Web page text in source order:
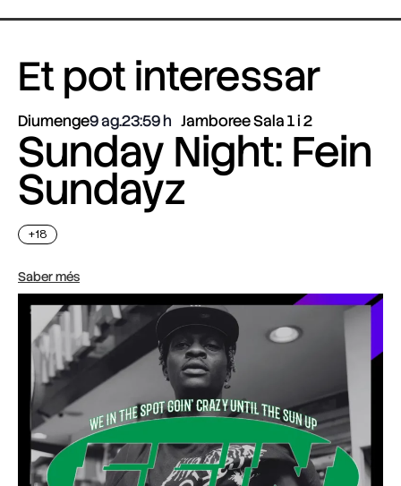
Et pot interessar
Diumenge9 ag.23:59 Jamboree Sala 1 i 2
Sunday Night: Fein
Sundayz
+18
Saber més